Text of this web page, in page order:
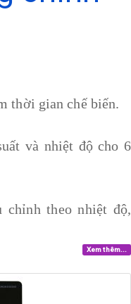
thời gian chế biến.
và nhiệt độ cho 6
theo nhiệt độ,
Xem thêm...